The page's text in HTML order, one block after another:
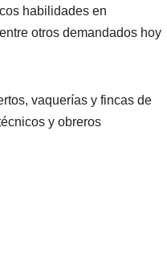
habilidades en
otros demandados hoy
vaquerías y fincas de
y obreros